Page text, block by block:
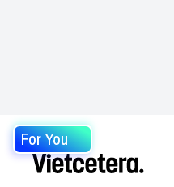
For You